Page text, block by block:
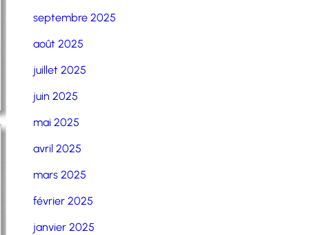
septembre 2025
août 2025
juillet 2025
juin 2025
mai 2025
avril 2025
mars 2025
février 2025
janvier 2025